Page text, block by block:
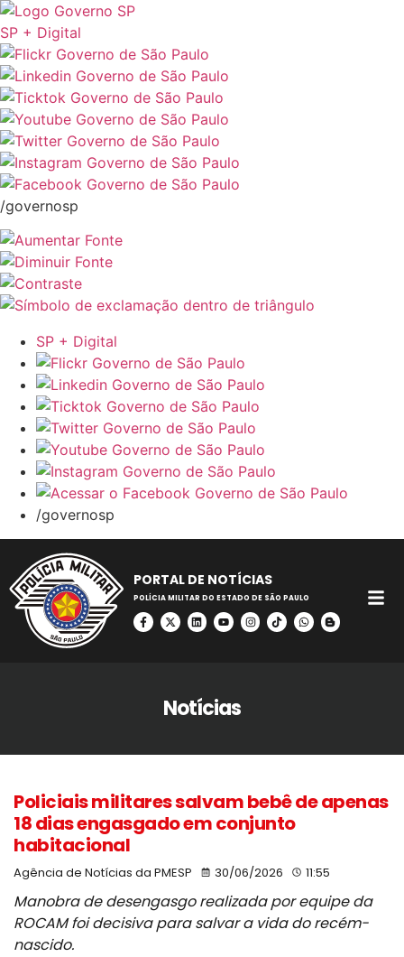
SP + Digital
/governosp
SP + Digital
/governosp
PORTAL DE NOTÍCIAS
POLÍCIA MILITAR DO ESTADO DE SÃO PAULO
Notícias
Policiais militares salvam bebê de apenas
18 dias engasgado em conjunto
habitacional
Agência de Notícias da PMESP 30/06/2026 11:55
Manobra de desengasgo realizada por equipe da
ROCAM foi decisiva para salvar a vida do recém-
nascido.